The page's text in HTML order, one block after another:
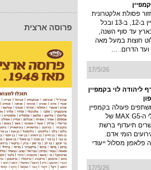
פרוסה ארצית
על רכס הכרמל
הים ...
17/5/26
פסולת
פסולת אלקטרונית
עולה עם קמפיין ב-12, ב-13 ובכל
עד סוף השנה,
חוצות במעל מאה
ועד הדרום. ...
17/5/26
לוי בקמפיין
פעולה בקמפיין